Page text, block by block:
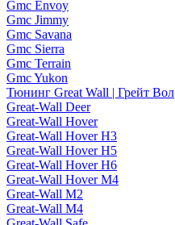
Gmc Envoy
Gmc Jimmy
Gmc Savana
Gmc Sierra
Gmc Terrain
Gmc Yukon
Тюнинг Great Wall | Грейт Вол
Great-Wall Deer
Great-Wall Hover
Great-Wall Hover H3
Great-Wall Hover H5
Great-Wall Hover H6
Great-Wall Hover M4
Great-Wall M2
Great-Wall M4